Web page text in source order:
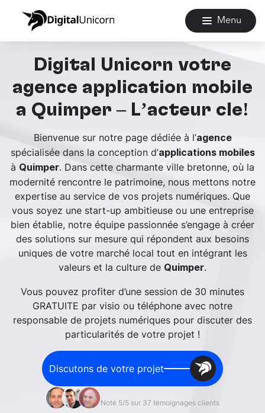
Menu
Digital Unicorn votre
agence application mobile
à Quimper – L’acteur clé!
Bienvenue sur notre page dédiée à l’agence
spécialisée dans la conception d’applications mobiles
à Quimper. Dans cette charmante ville bretonne, où la
modernité rencontre le patrimoine, nous mettons notre
expertise au service de vos projets numériques. Que
vous soyez une start-up ambitieuse ou une entreprise
bien établie, notre équipe passionnée s’engage à créer
des solutions sur mesure qui répondent aux besoins
uniques de votre marché local tout en intégrant les
valeurs et la culture de Quimper.
Vous pouvez profiter d’une session de 30 minutes
GRATUITE par visio ou téléphone avec notre
responsable de projets numériques pour discuter des
particularités de votre projet !
Discutons de votre projet
Noté 5/5 sur 37 témoignages clients